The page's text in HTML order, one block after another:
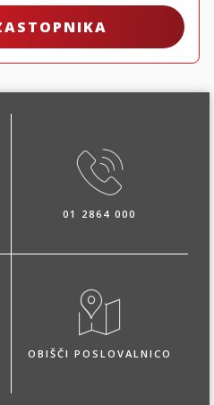
01 2864 000
OBIŠČI POSLOVALNICO